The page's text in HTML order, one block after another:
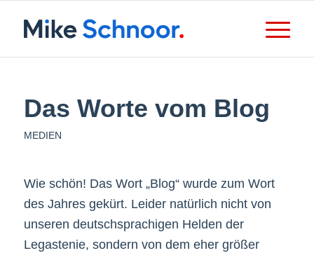
Das Worte vom Blog
MEDIEN
Wie schön! Das Wort „Blog“ wurde zum Wort
des Jahres gekürt. Leider natürlich nicht von
unseren deutschsprachigen Helden der
Legastenie, sondern von dem eher größer